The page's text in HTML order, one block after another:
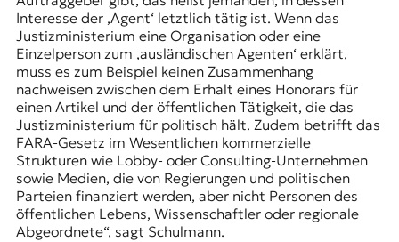
Interesse der ‚Agent‘ letztlich tätig ist. Wenn das
Justizministerium eine Organisation oder eine
Einzelperson zum ‚ausländischen Agenten‘ erklärt,
muss es zum Beispiel keinen Zusammenhang
nachweisen zwischen dem Erhalt eines Honorars für
einen Artikel und der öffentlichen Tätigkeit, die das
Justizministerium für politisch hält. Zudem betrifft das
FARA-Gesetz im Wesentlichen kommerzielle
Strukturen wie Lobby- oder Consulting-Unternehmen
sowie Medien, die von Regierungen und politischen
Parteien finanziert werden, aber nicht Personen des
öffentlichen Lebens, Wissenschaftler oder regionale
Abgeordnete“, sagt Schulmann.